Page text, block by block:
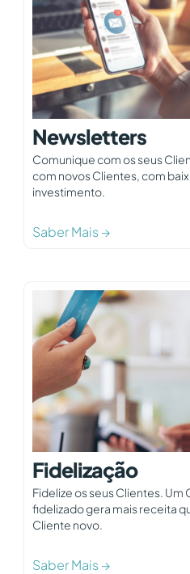
Newsletters
Comunique com os seus
com novos Clientes, com
investimento.
Saber Mais →
Fidelização
Fidelize os seus Clientes. Um
fidelizado gera mais receita
Cliente novo.
Saber Mais →